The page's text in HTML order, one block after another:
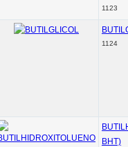
1123
1124
BHT)